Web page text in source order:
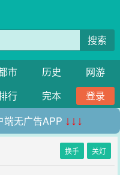
搜索
市 历史
网游
行 完本
登录
端无广告APP ↓↓↓
换手 关灯